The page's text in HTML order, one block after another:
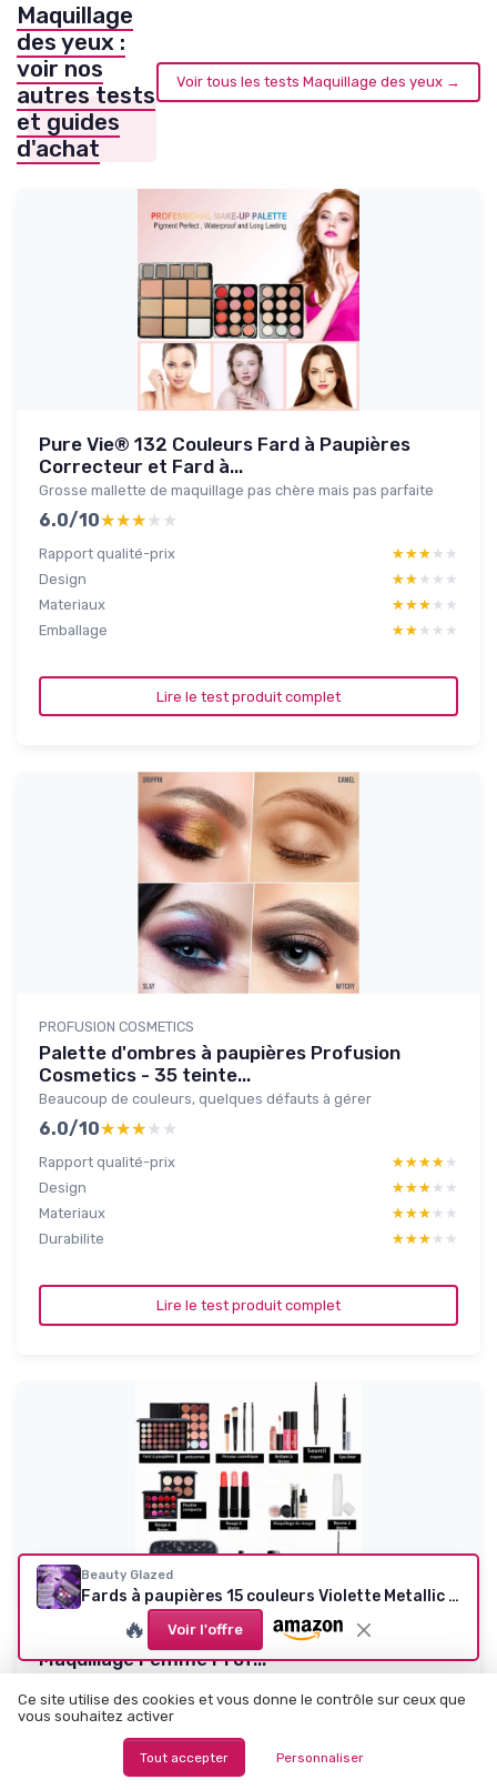
Maquillage
des yeux :
voir nos
autres tests
et guides
d'achat
Voir tous les tests Maquillage des yeux →
Pure Vie® 132 Couleurs Fard à Paupières
Correcteur et Fard à...
Grosse mallette de maquillage pas chère mais pas parfaite
6.0/10★★★★★
★★★★★
Rapport qualité-prix ★★★★★
★★★★★
Design
★★★★★
★★★★★
Materiaux
★★★★★
★★★★★
Emballage
★★★★★
★★★★★
Lire le test produit complet
PROFUSION COSMETICS
Palette d'ombres à paupières Profusion
Cosmetics - 35 teinte...
Beaucoup de couleurs, quelques défauts à gérer
6.0/10★★★★★
★★★★★
Rapport qualité-prix ★★★★★
★★★★★
Design
★★★★★
★★★★★
Materiaux
★★★★★
★★★★★
Durabilite
★★★★★
★★★★★
Lire le test produit complet
Coffret Maquillage, MKNZOME 24 Pcs Kit
Maquillage Femme Prof...
8.2/10★★★★★
★★★★★
Rapport qualité-prix
Beauty Glazed
Fards à paupières 15 couleurs Violette Metallic Longue Durée Glitter Palette Shimmer Matte Palettes de Maquillage Hautement Pigmentées # 02
🔥 Voir l'offre
Ce site utilise des cookies et vous donne le contrôle sur ceux que
vous souhaitez activer
Tout accepter Personnaliser